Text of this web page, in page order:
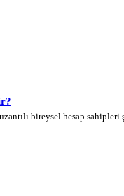
bireysel hesap